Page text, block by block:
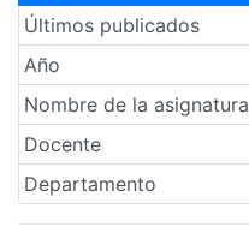
Últimos publicados
Año
Nombre de la asignatura
Docente
Departamento